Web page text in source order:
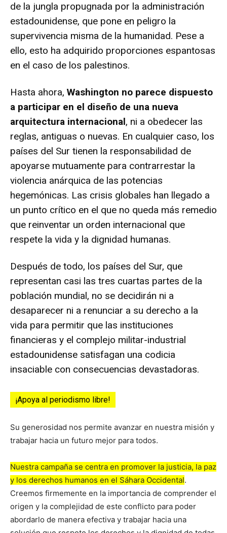
de la jungla propugnada por la administración
estadounidense, que pone en peligro la
supervivencia misma de la humanidad. Pese a
ello, esto ha adquirido proporciones espantosas
en el caso de los palestinos.
Hasta ahora, Washington no parece dispuesto
a participar en el diseño de una nueva
arquitectura internacional, ni a obedecer las
reglas, antiguas o nuevas. En cualquier caso, los
países del Sur tienen la responsabilidad de
apoyarse mutuamente para contrarrestar la
violencia anárquica de las potencias
hegemónicas. Las crisis globales han llegado a
un punto crítico en el que no queda más remedio
que reinventar un orden internacional que
respete la vida y la dignidad humanas.
Después de todo, los países del Sur, que
representan casi las tres cuartas partes de la
población mundial, no se decidirán ni a
desaparecer ni a renunciar a su derecho a la
vida para permitir que las instituciones
financieras y el complejo militar-industrial
estadounidense satisfagan una codicia
insaciable con consecuencias devastadoras.
¡Apoya al periodismo libre!
Su generosidad nos permite avanzar en nuestra misión y
trabajar hacia un futuro mejor para todos.
Nuestra campaña se centra en promover la justicia, la paz
y los derechos humanos en el Sáhara Occidental.
Creemos firmemente en la importancia de comprender el
origen y la complejidad de este conflicto para poder
abordarlo de manera efectiva y trabajar hacia una